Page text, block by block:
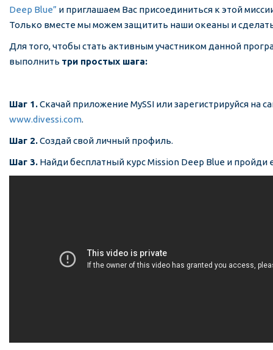
Deep Blue” и приглашаем Вас присоединиться к этой
Только вместе мы можем защитить наши океаны и
Для того, чтобы стать активным участником данной
выполнить три простых шага:
Шаг 1.Скачай приложение MySSI или зарегистрируйся на
www.divessi.com.
Шаг 2.Создай свой личный профиль.
Шаг 3. Найди бесплатный курс Mission Deep Blue и пройди